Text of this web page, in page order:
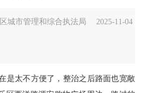
城市管理和综合执法局 2025-11-04
太不方便了，整治之后路面也宽敞